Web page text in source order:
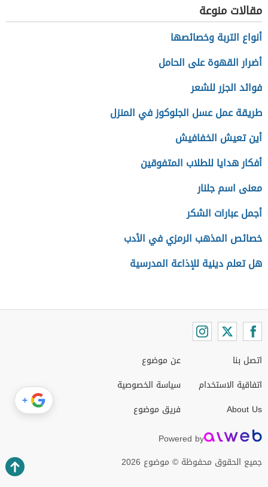
مقالات منوعة
أنواع التربة وخصائصها
أضرار القهوة على الحامل
فوائد الجزر للشعر
طريقة عمل عسل الجلوكوز في المنزل
أين تعيش الخفافيش
أفكار هدايا للطلاب المتفوقين
معنى اسم جلنار
أجمل عبارات الشكر
خصائص المذهب الرمزي في الأدب
هل تعلم دينية للإذاعة المدرسية
اتصل بنا
اتفاقية الاستخدام
About Us
عن موضوع
سياسة الخصوصية
فريق موضوع
Powered by
جميع الحقوق محفوظة © موضوع 2026
+